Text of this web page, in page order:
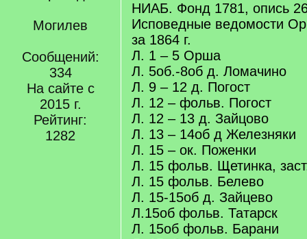
Могилев
Сообщений:
334
На сайте с
2015 г.
Рейтинг:
1282
НИАБ. Фонд 1781, опись
Исповедные ведомости
за 1864 г.
Л. 1 – 5 Орша
Л. 5об.-8об д. Ломачино
Л. 9 – 12 д. Погост
Л. 12 – фольв. Погост
Л. 12 – 13 д. Зайцово
Л. 13 – 14об д Железняки
Л. 15 – ок. Поженки
Л. 15 фольв. Щетинка,
Л. 15 фольв. Белево
Л. 15-15об д. Зайцево
Л.15об фольв. Татарск
Л. 15об фольв. Барани